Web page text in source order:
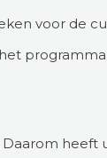
voor de
Daarom heeft